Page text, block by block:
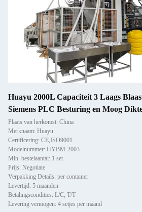
Huayu 2000L Capaciteit 3 Laags
Siemens PLC Besturing en Moog
Plaats van herkomst: China
Merknaam: Huayu
Certificering: CE,ISO9001
Modelnummer: HYBM-2003
Min. bestelaantal: 1 set
Prijs: Negotiate
Verpakking Details: per container
Levertijd: 5 maanden
Betalingscondities: L/C, T/T
Levering vermogen: 4 setjes per maand